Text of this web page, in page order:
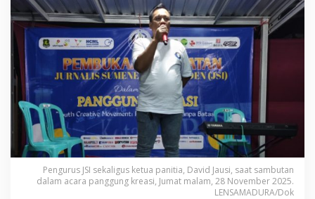
a
n
g
g
u
n
g
K
r
e
a
s
i
D
u
Pengurus JSI sekaligus ketua panitia, David Jausi, saat sambutan
dalam acara panggung kreasi, Jumat malam, 28 November 2025.
LENSAMADURA/Dok